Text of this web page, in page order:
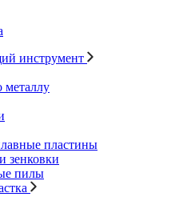
инструмент
пластины
зенковки
пилы